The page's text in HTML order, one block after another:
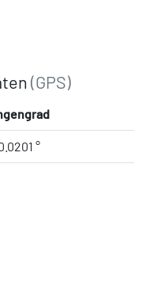
(GPS)
°